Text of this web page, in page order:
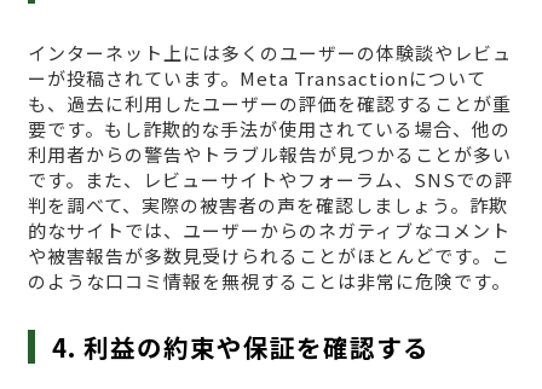
インターネット上には多くのユーザーの体験談やレビュ
ーが投稿されています。Meta Transactionについて
も、過去に利用したユーザーの評価を確認することが重
要です。もし詐欺的な手法が使用されている場合、他の
利用者からの警告やトラブル報告が見つかることが多い
です。また、レビューサイトやフォーラム、SNSでの評
判を調べて、実際の被害者の声を確認しましょう。詐欺
的なサイトでは、ユーザーからのネガティブなコメント
や被害報告が多数見受けられることがほとんどです。こ
のような口コミ情報を無視することは非常に危険です。
4. 利益の約束や保証を確認する